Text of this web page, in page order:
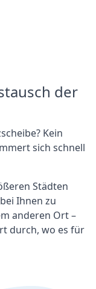
der
Kein
sich schnell
Städten
Ihnen zu
anderen Ort –
durch, wo es für